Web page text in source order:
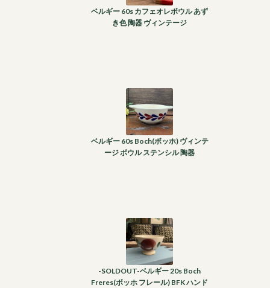
ベルギー 60s カフェオレボウル あず
き色 陶器 ヴィンテージ
ベルギー 60s Boch(ボッホ) ヴィンテ
ージ ボウル ステンシル 陶器
-SOLDOUT-ベルギー 20s Boch
Freres(ボッホ フレール) BFK ハンド